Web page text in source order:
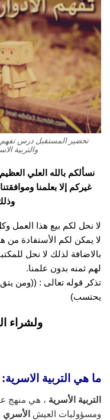
تحضير المستقبل درس تفهم
والتربية
نسألكم بالله العلي
غيركم إلا بعلمنا
لا نحل لكم بيع هذا العمل
لا يمكن لكم الأستفادة من
بالاضافة لذلك لا نحل
لهم ثمنه بدون علمنا.
تذكر قوله تعالى : ((ومن
يحتسب)
ولشراء
ما هي التربية الاسرية:
التربية الأسرية ، هي منهج
ومسؤوليات العيش
الأسري